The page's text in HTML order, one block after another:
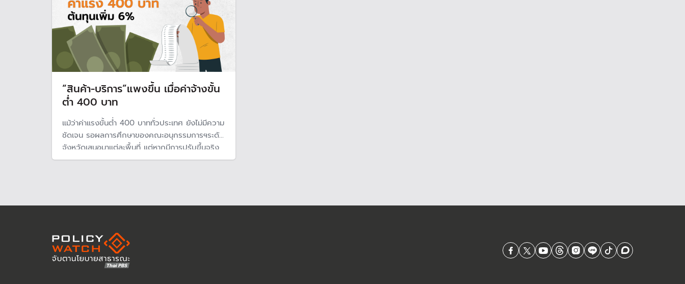
“สินค้า-บริการ”แพงขึ้น เมื่อค่าจ้างขั้น
ต่ำ 400 บาท
แม้ว่าค่าแรงขั้นต่ำ 400 บาททั่วประเทศ ยังไม่มีความ
ชัดเจน รอผลการศึกษาของคณะอนุกรรมการฯระดับ
จังหวัดเสนอมาแต่ละพื้นที่ แต่หากมีการปรับขึ้นจริง
คาดว่าจะส่งผลให้ต้นทุนผู้ประกอบการเพิ่มขึ้น และ